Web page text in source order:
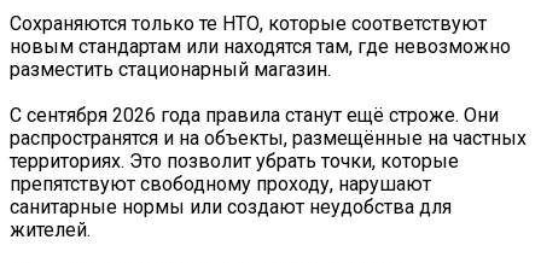
Сохраняются только те НТО, которые соответствуют
новым стандартам или находятся там, где невозможно
разместить стационарный магазин.
С сентября 2026 года правила станут ещё строже. Они
распространятся и на объекты, размещённые на частных
территориях. Это позволит убрать точки, которые
препятствуют свободному проходу, нарушают
санитарные нормы или создают неудобства для
жителей.